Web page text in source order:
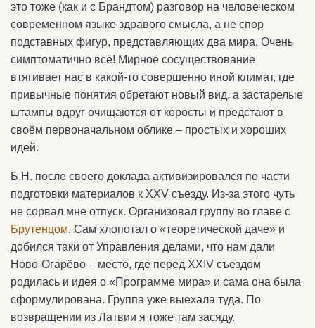
это тоже (как и с Брандтом) разговор на человеческом
современном языке здравого смысла, а не спор
подставных фигур, представляющих два мира. Очень
симптоматично всё! Мирное сосуществование
втягивает нас в какой-то совершенно иной климат, где
привычные понятия обретают новый вид, а застарелые
штампы вдруг очищаются от коросты и предстают в
своём первоначальном облике – простых и хороших
идей.
Б.Н. после своего доклада активизировался по части
подготовки материалов к XXV съезду. Из-за этого чуть
не сорвал мне отпуск. Организовал группу во главе с
Брутенцом. Сам хлопотал о «теоретической даче» и
добился таки от Управления делами, что нам дали
Ново-Огарёво – место, где перед XXIV съездом
родилась и идея о «Программе мира» и сама она была
сформулирована. Группа уже выехала туда. По
возвращении из Латвии я тоже там засяду.